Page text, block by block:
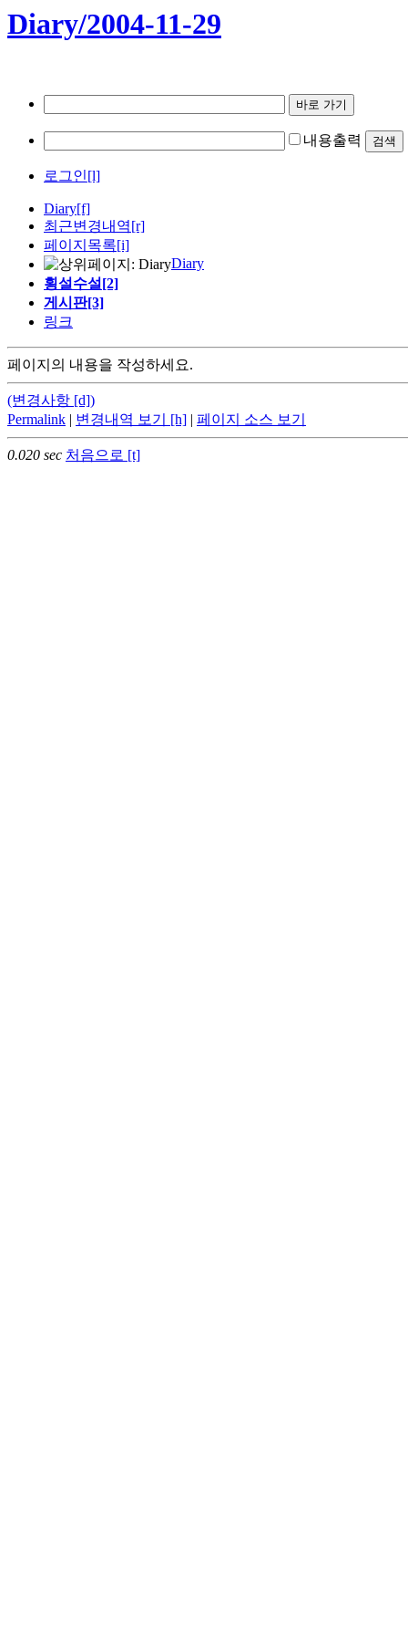
Diary/2004-11-29
내용출력
로그인[l]
Diary[f]
최근변경내역[r]
페이지목록[i]
Diary
횡설수설[2]
게시판[3]
링크
페이지의 내용을 작성하세요.
(변경사항 [d])
Permalink | 변경내역 보기 [h] | 페이지 소스 보기
0.020 sec 처음으로 [t]